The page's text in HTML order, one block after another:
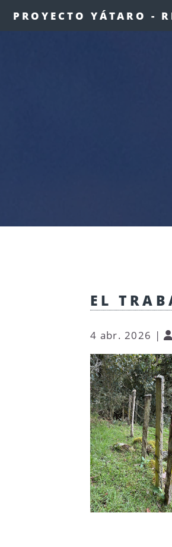
PROYECTO YÁTARO -
EL
4 abr. 2026 |